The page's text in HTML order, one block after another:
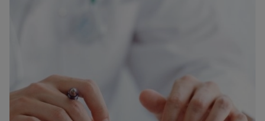
belangrijke evolutie die je leven een pak makkelijker